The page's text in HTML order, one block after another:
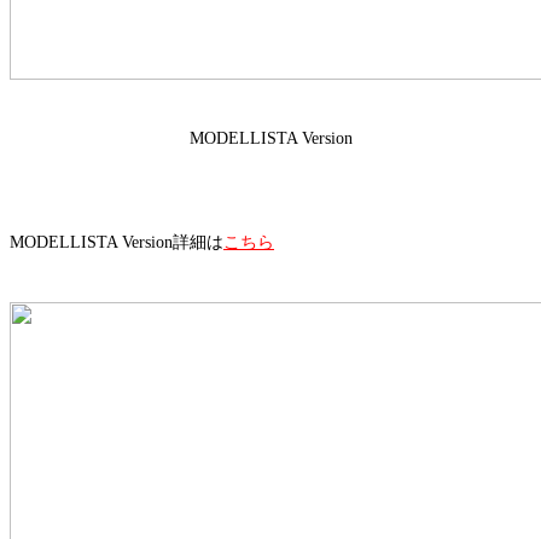
MODELLISTA Version
MODELLISTA Version詳細は こちら